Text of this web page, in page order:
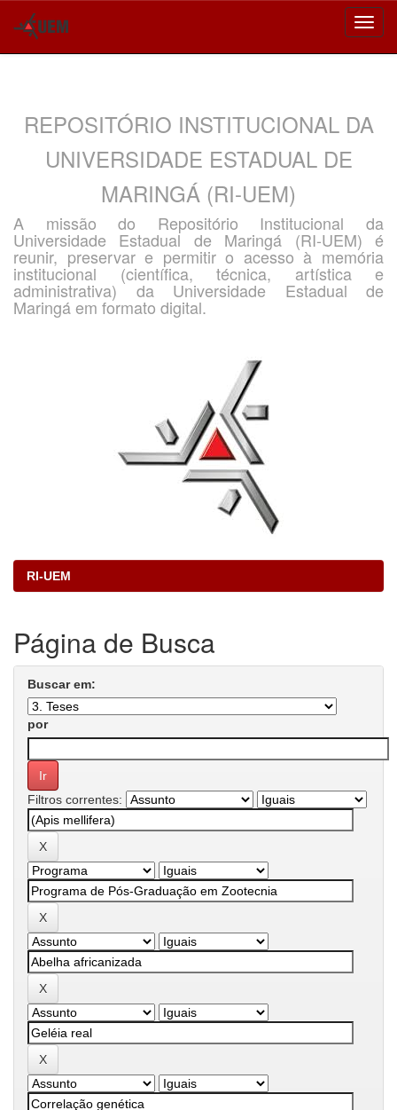
REPOSITÓRIO INSTITUCIONAL DA
UNIVERSIDADE ESTADUAL DE
MARINGÁ (RI-UEM)
A missão do Repositório Institucional da
Universidade Estadual de Maringá (RI-UEM) é
reunir, preservar e permitir o acesso à memória
institucional (científica, técnica, artística e
administrativa) da Universidade Estadual de
Maringá em formato digital.
RI-UEM
Página de Busca
Buscar em:
por
Filtros correntes: